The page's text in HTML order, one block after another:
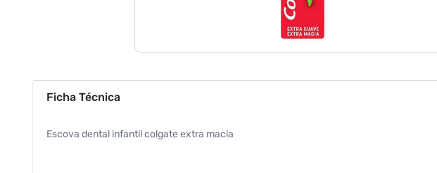
Ficha Técnica
Escova dental infantil colgate extra macia